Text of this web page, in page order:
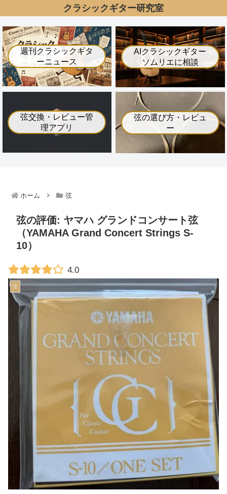
クラシックギター研究室
週刊クラシックギタ
ーニュース
AIクラシックギター
ソムリエに相談
弦交換・レビュー管
理アプリ
弦の選び方・レビュ
ー
ホーム 弦
弦の評価: ヤマハ グランドコンサート弦
（YAMAHA Grand Concert Strings S-
10）
4.0
弦